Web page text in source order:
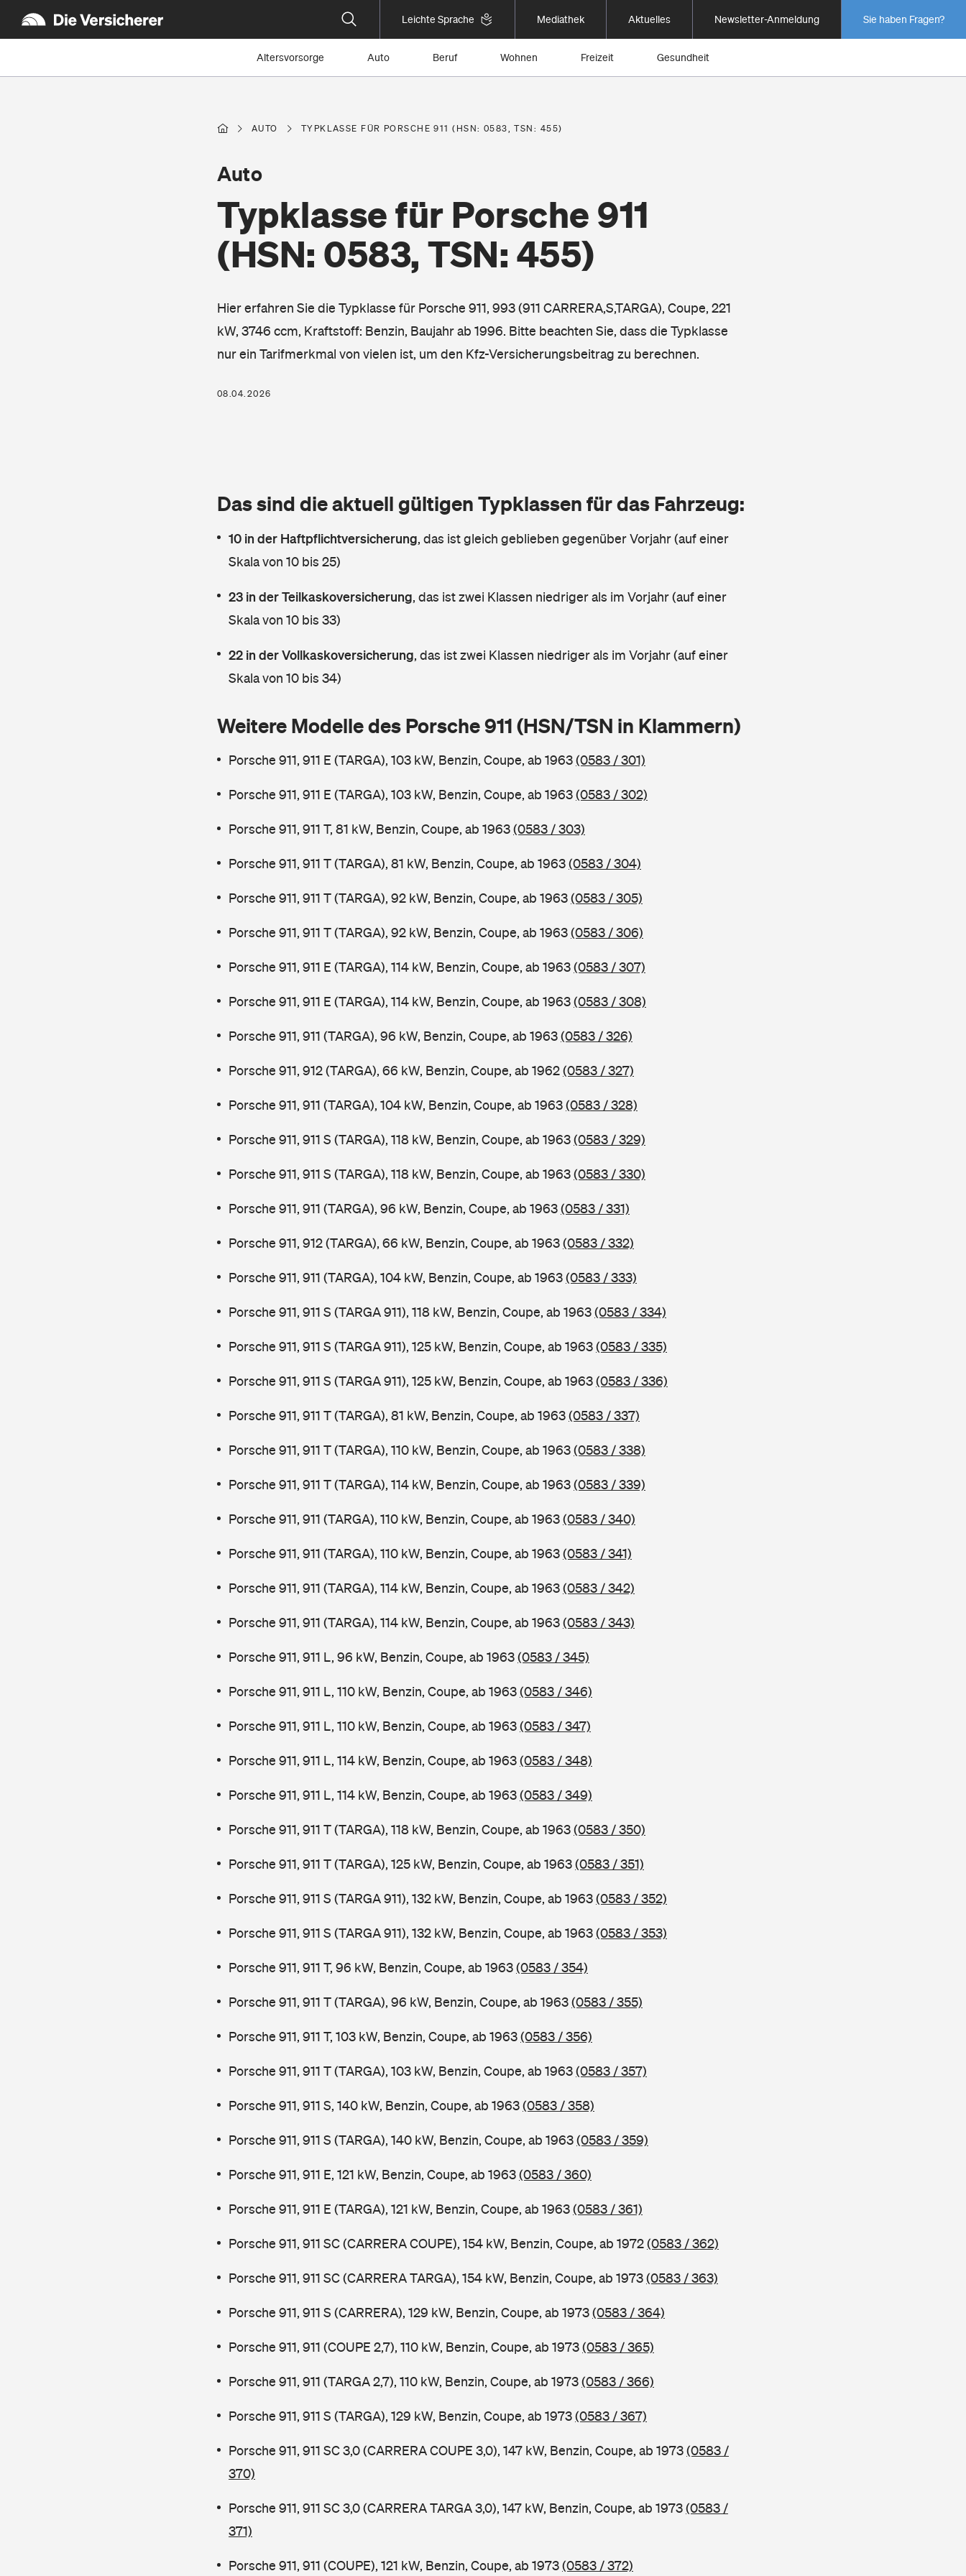
Leichte Sprache Mediathek Aktuelles Newsletter-Anmeldung Sie haben Fragen?
Altersvorsorge Auto Beruf Wohnen Freizeit Gesundheit
AUTO TYPKLASSE FÜR PORSCHE 911 (HSN: 0583, TSN: 455)
Typklasse für Porsche 911
(HSN: 0583, TSN: 455)
Auto
Hier erfahren Sie die Typklasse für Porsche 911, 993 (911 CARRERA,S,TARGA), Coupe, 221
kW, 3746 ccm, Kraftstoff: Benzin, Baujahr ab 1996. Bitte beachten Sie, dass die Typklasse
nur ein Tarifmerkmal von vielen ist, um den Kfz-Versicherungsbeitrag zu berechnen.
08.04.2026
Das sind die aktuell gültigen Typklassen für das Fahrzeug:
10 in der Haftpflichtversicherung, das ist gleich geblieben gegenüber Vorjahr (auf einer
Skala von 10 bis 25)
23 in der Teilkaskoversicherung, das ist zwei Klassen niedriger als im Vorjahr (auf einer
Skala von 10 bis 33)
22 in der Vollkaskoversicherung, das ist zwei Klassen niedriger als im Vorjahr (auf einer
Skala von 10 bis 34)
Weitere Modelle des Porsche 911 (HSN/TSN in Klammern)
Porsche 911, 911 E (TARGA), 103 kW, Benzin, Coupe, ab 1963(0583 / 301)
Porsche 911, 911 E (TARGA), 103 kW, Benzin, Coupe, ab 1963(0583 / 302)
Porsche 911, 911 T, 81 kW, Benzin, Coupe, ab 1963(0583 / 303)
Porsche 911, 911 T (TARGA), 81 kW, Benzin, Coupe, ab 1963(0583 / 304)
Porsche 911, 911 T (TARGA), 92 kW, Benzin, Coupe, ab 1963(0583 / 305)
Porsche 911, 911 T (TARGA), 92 kW, Benzin, Coupe, ab 1963(0583 / 306)
Porsche 911, 911 E (TARGA), 114 kW, Benzin, Coupe, ab 1963(0583 / 307)
Porsche 911, 911 E (TARGA), 114 kW, Benzin, Coupe, ab 1963(0583 / 308)
Porsche 911, 911 (TARGA), 96 kW, Benzin, Coupe, ab 1963(0583 / 326)
Porsche 911, 912 (TARGA), 66 kW, Benzin, Coupe, ab 1962(0583 / 327)
Porsche 911, 911 (TARGA), 104 kW, Benzin, Coupe, ab 1963(0583 / 328)
Porsche 911, 911 S (TARGA), 118 kW, Benzin, Coupe, ab 1963(0583 / 329)
Porsche 911, 911 S (TARGA), 118 kW, Benzin, Coupe, ab 1963(0583 / 330)
Porsche 911, 911 (TARGA), 96 kW, Benzin, Coupe, ab 1963(0583 / 331)
Porsche 911, 912 (TARGA), 66 kW, Benzin, Coupe, ab 1963(0583 / 332)
Porsche 911, 911 (TARGA), 104 kW, Benzin, Coupe, ab 1963(0583 / 333)
Porsche 911, 911 S (TARGA 911), 118 kW, Benzin, Coupe, ab 1963(0583 / 334)
Porsche 911, 911 S (TARGA 911), 125 kW, Benzin, Coupe, ab 1963(0583 / 335)
Porsche 911, 911 S (TARGA 911), 125 kW, Benzin, Coupe, ab 1963(0583 / 336)
Porsche 911, 911 T (TARGA), 81 kW, Benzin, Coupe, ab 1963(0583 / 337)
Porsche 911, 911 T (TARGA), 110 kW, Benzin, Coupe, ab 1963(0583 / 338)
Porsche 911, 911 T (TARGA), 114 kW, Benzin, Coupe, ab 1963(0583 / 339)
Porsche 911, 911 (TARGA), 110 kW, Benzin, Coupe, ab 1963(0583 / 340)
Porsche 911, 911 (TARGA), 110 kW, Benzin, Coupe, ab 1963(0583 / 341)
Porsche 911, 911 (TARGA), 114 kW, Benzin, Coupe, ab 1963(0583 / 342)
Porsche 911, 911 (TARGA), 114 kW, Benzin, Coupe, ab 1963(0583 / 343)
Porsche 911, 911 L, 96 kW, Benzin, Coupe, ab 1963(0583 / 345)
Porsche 911, 911 L, 110 kW, Benzin, Coupe, ab 1963(0583 / 346)
Porsche 911, 911 L, 110 kW, Benzin, Coupe, ab 1963(0583 / 347)
Porsche 911, 911 L, 114 kW, Benzin, Coupe, ab 1963(0583 / 348)
Porsche 911, 911 L, 114 kW, Benzin, Coupe, ab 1963(0583 / 349)
Porsche 911, 911 T (TARGA), 118 kW, Benzin, Coupe, ab 1963(0583 / 350)
Porsche 911, 911 T (TARGA), 125 kW, Benzin, Coupe, ab 1963(0583 / 351)
Porsche 911, 911 S (TARGA 911), 132 kW, Benzin, Coupe, ab 1963(0583 / 352)
Porsche 911, 911 S (TARGA 911), 132 kW, Benzin, Coupe, ab 1963(0583 / 353)
Porsche 911, 911 T, 96 kW, Benzin, Coupe, ab 1963(0583 / 354)
Porsche 911, 911 T (TARGA), 96 kW, Benzin, Coupe, ab 1963(0583 / 355)
Porsche 911, 911 T, 103 kW, Benzin, Coupe, ab 1963(0583 / 356)
Porsche 911, 911 T (TARGA), 103 kW, Benzin, Coupe, ab 1963(0583 / 357)
Porsche 911, 911 S, 140 kW, Benzin, Coupe, ab 1963(0583 / 358)
Porsche 911, 911 S (TARGA), 140 kW, Benzin, Coupe, ab 1963(0583 / 359)
Porsche 911, 911 E, 121 kW, Benzin, Coupe, ab 1963(0583 / 360)
Porsche 911, 911 E (TARGA), 121 kW, Benzin, Coupe, ab 1963(0583 / 361)
Porsche 911, 911 SC (CARRERA COUPE), 154 kW, Benzin, Coupe, ab 1972(0583 / 362)
Porsche 911, 911 SC (CARRERA TARGA), 154 kW, Benzin, Coupe, ab 1973(0583 / 363)
Porsche 911, 911 S (CARRERA), 129 kW, Benzin, Coupe, ab 1973(0583 / 364)
Porsche 911, 911 (COUPE 2,7), 110 kW, Benzin, Coupe, ab 1973(0583 / 365)
Porsche 911, 911 (TARGA 2,7), 110 kW, Benzin, Coupe, ab 1973(0583 / 366)
Porsche 911, 911 S (TARGA), 129 kW, Benzin, Coupe, ab 1973(0583 / 367)
Porsche 911, 911 SC 3,0 (CARRERA COUPE 3,0), 147 kW, Benzin, Coupe, ab 1973(0583 /
370)
Porsche 911, 911 SC 3,0 (CARRERA TARGA 3,0), 147 kW, Benzin, Coupe, ab 1973(0583 /
371)
Porsche 911, 911 (COUPE), 121 kW, Benzin, Coupe, ab 1973(0583 / 372)